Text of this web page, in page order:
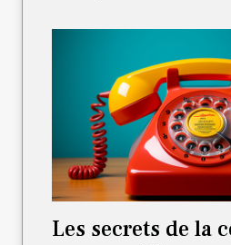
Les secrets de la